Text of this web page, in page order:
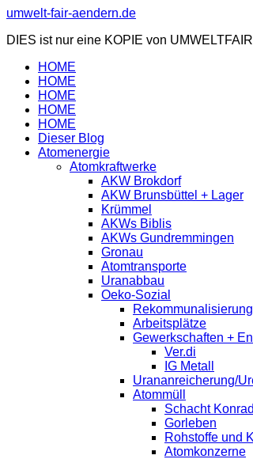
Zum
springen
umwelt-fair-aendern.de
DIES ist nur eine KOPIE von
HOME
HOME
HOME
HOME
HOME
Dieser Blog
Atomenergie
Atomkraftwerke
AKW Brokdorf
AKW Brunsbüttel + Lager
Krümmel
AKWs Biblis
AKWs Gundremmingen
Gronau
Atomtransporte
Uranabbau
Oeko-Sozial
Rekommunalisierung
Arbeitsplätze
Gewerkschaften +
Ver.di
IG Metall
Urananreicherung/
Atommüll
Schacht Konrad
Gorleben
Rohstoffe und
Atomkonzerne